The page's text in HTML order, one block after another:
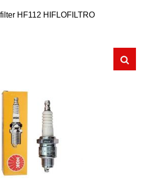
HF112 HIFLOFILTRO